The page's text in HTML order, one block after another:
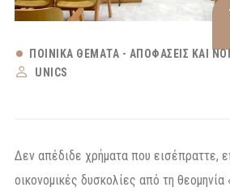
ΠΟΙΝΙΚΆ ΘΈΜΑΤΑ - ΑΠΟΦΆΣΕΙΣ ΚΑΙ
UNICS
Δεν απέδιδε χρήματα που εισέπραττε,
οικονομικές δυσκολίες από τη θεομηνία